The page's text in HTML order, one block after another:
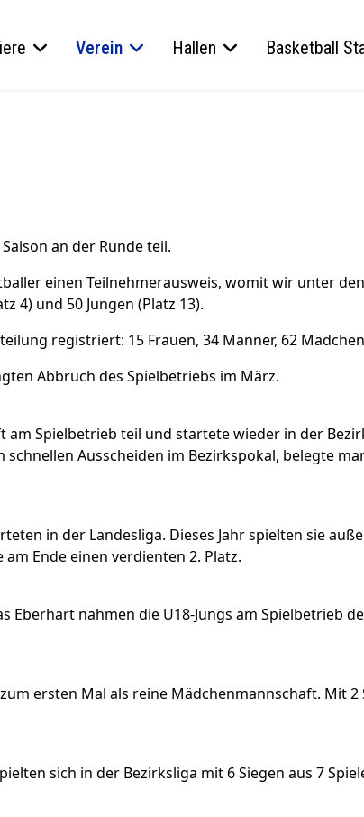
Verein Hallen Basketball
an der Runde teil.
einen Teilnehmerausweis, womit wir unter
4) und 50 Jungen (Platz 13).
registriert: 15 Frauen, 34 Männer, 62
Abbruch des Spielbetriebs im März.
Spielbetrieb teil und startete wieder in der
schnellen Ausscheiden im Bezirkspokal, belegte
in der Landesliga. Dieses Jahr spielten sie
Ende einen verdienten 2. Platz.
nahmen die U18-Jungs am Spielbetrieb
ersten Mal als reine Mädchenmannschaft. Mit
sich in der Bezirksliga mit 6 Siegen aus 7